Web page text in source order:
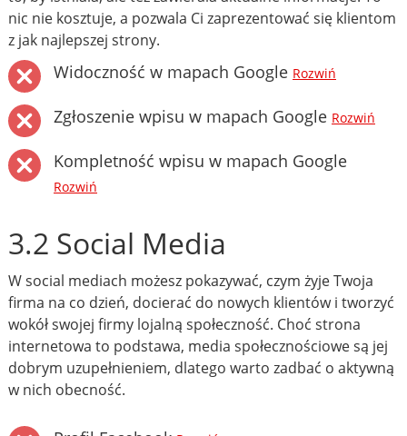
nic nie kosztuje, a pozwala Ci zaprezentować się klientom
z jak najlepszej strony.
Widoczność w mapach Google Rozwiń
Zgłoszenie wpisu w mapach Google Rozwiń
Kompletność wpisu w mapach Google
Rozwiń
3.2 Social Media
W social mediach możesz pokazywać, czym żyje Twoja
firma na co dzień, docierać do nowych klientów i tworzyć
wokół swojej firmy lojalną społeczność. Choć strona
internetowa to podstawa, media społecznościowe są jej
dobrym uzupełnieniem, dlatego warto zadbać o aktywną
w nich obecność.